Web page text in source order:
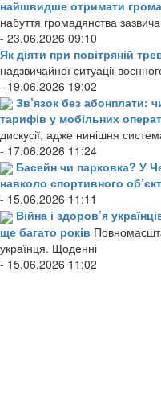
найшвидше отримати
набуття громадянства
- 23.06.2026 09:10
Як діяти при повітряній
надзвичайної ситуації
- 19.06.2026 19:02
Зв’язок без абонплати:
тарифів у мобільних
дискусії, адже нинішня
- 17.06.2026 11:24
Басейн чи парковка? У
навколо спортивного
- 15.06.2026 11:11
Війна і здоров’я
ще багато років
українця. Щоденні
- 15.06.2026 11:02